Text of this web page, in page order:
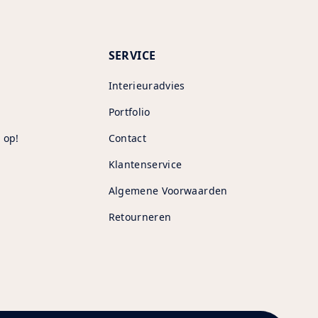
SERVICE
Interieuradvies
Portfolio
Contact
Klantenservice
Algemene Voorwaarden
Retourneren